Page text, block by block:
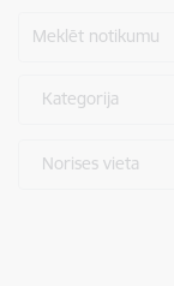
Meklēt notikumu
Kategorija
Norises vieta